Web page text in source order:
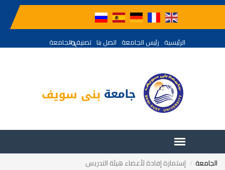
الرئيسية رئيس الجامعة اتصل بنا تصنيف الجامعة
الجامعة إستمارة إفادة لأعضاء هيئة التدريس